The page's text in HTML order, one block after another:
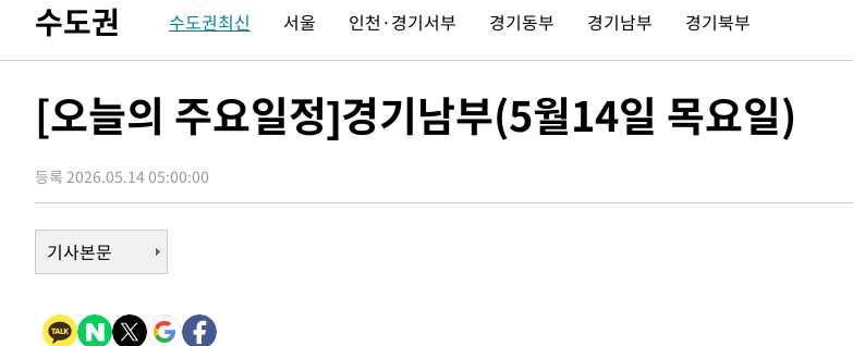
-4814초 전 > [속보]與 당대표 경선, 제주·인천 권리당원 투표 김민석 승리
23분 전 >낮 최고 35도 '무더위'…동해안 시간당 30㎜ '강한 비'[내일날씨]
코 이적"
39분 전 >수도권 40도 육박 '펄펄'…동해안 일부 지역엔 호의주의보
2시간 전 >강릉에 시간당 81.4㎜ 물폭탄…도로 잠기고 담벼락 붕괴
3시간 전 >백운산서 80년근 천종산삼 9뿌리 발견…감정가 1.3억원
4시간 전 >선재도서 해루질 나섰다 실종 60대, 닷새 만에 숨진 채 발견
5시간 전 >남자 농구, 나고야 아시안게임서 '홈팀' 일본과 한일전
6시간 전 > 극한폭염 한풀 꺾이지만…'낮 최고 35도' 무더위, 열대야 계속[다음주
수도권 수도권최신 서울 인천·경기서부 경기동부 경기남부 경기북부
[오늘의 주요일정]경기남부(5월14일 목요일)
등록 2026.05.14 05:00:00
기사본문